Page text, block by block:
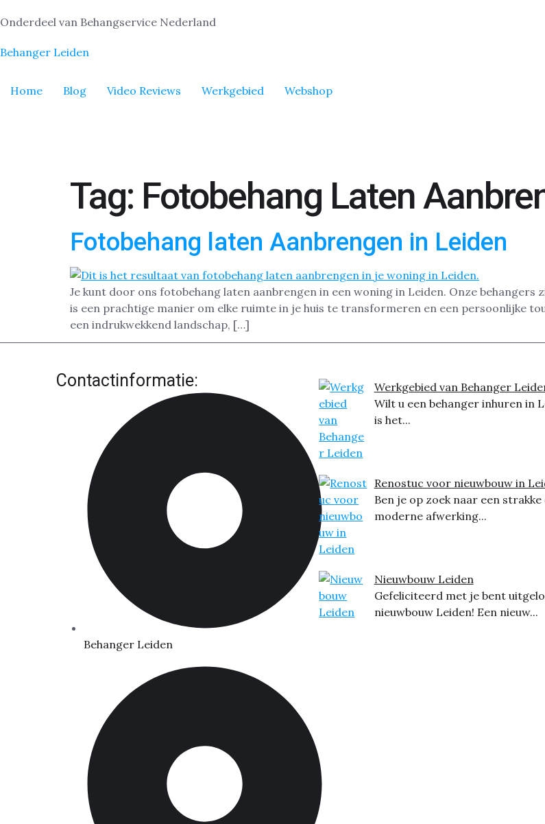
Onderdeel van Behangservice Nederland
Behanger Leiden
Home Blog Video Reviews Werkgebied Webshop
Tag: Fotobehang Laten
Fotobehang laten Aanbrengen in Leiden
Je kunt door ons fotobehang laten aanbrengen in een woning in Leiden. Onze
is een prachtige manier om elke ruimte in je huis te transformeren en een persoonlijke
een indrukwekkend landschap, […]
Contactinformatie:
Behanger Leiden
Werkgebied van Behanger
Wilt u een behanger inhuren in
is het...
Renostuc voor nieuwbouw in
Ben je op zoek naar een strakke
moderne afwerking...
Nieuwbouw Leiden
Gefeliciteerd met je bent
nieuwbouw Leiden! Een nieuw...